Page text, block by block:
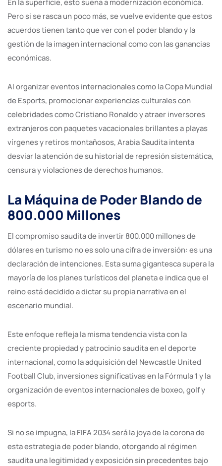
Pero si se rasca un poco más, se vuelve evidente que estos
acuerdos tienen tanto que ver con el poder blando y la
gestión de la imagen internacional como con las ganancias
económicas.
Al organizar eventos internacionales como la Copa Mundial
de Esports, promocionar experiencias culturales con
celebridades como Cristiano Ronaldo y atraer inversores
extranjeros con paquetes vacacionales brillantes a playas
vírgenes y retiros montañosos, Arabia Saudita intenta
desviar la atención de su historial de represión sistemática,
censura y violaciones de derechos humanos.
La Máquina de Poder Blando de
800.000 Millones
El compromiso saudita de invertir 800.000 millones de
dólares en turismo no es solo una cifra de inversión: es una
declaración de intenciones. Esta suma gigantesca supera la
mayoría de los planes turísticos del planeta e indica que el
reino está decidido a dictar su propia narrativa en el
escenario mundial.
Este enfoque refleja la misma tendencia vista con la
creciente propiedad y patrocinio saudita en el deporte
internacional, como la adquisición del Newcastle United
Football Club, inversiones significativas en la Fórmula 1 y la
organización de eventos internacionales de boxeo, golf y
esports.
Si no se impugna, la FIFA 2034 será la joya de la corona de
esta estrategia de poder blando, otorgando al régimen
saudita una legitimidad y exposición sin precedentes bajo